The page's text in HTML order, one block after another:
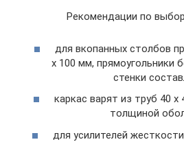
Рекомендации по
для вкопанных столбов
х 100 мм, прямоугольники
стенки
каркас варят из труб 40 х
толщиной
для усилителей